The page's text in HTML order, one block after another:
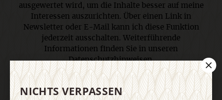
ausgewertet wird, um die Inhalte besser auf meine
Interessen auszurichten. Über einen Link in
Newsletter oder E-Mail kann ich diese Funktion
jederzeit ausschalten. Weiterführende
Informationen finden Sie in unseren
Datenschutzhinweisen.
E-Mail
NICHTS VERPASSEN